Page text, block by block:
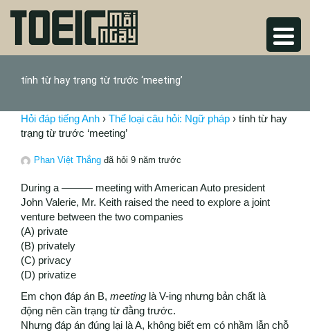
tính từ hay trạng từ trước ‘meeting’
Hỏi đáp tiếng Anh › Thể loại câu hỏi: Ngữ pháp › tính từ hay
trạng từ trước ‘meeting’
Phan Việt Thắng đã hỏi 9 năm trước
During a ——— meeting with American Auto president
John Valerie, Mr. Keith raised the need to explore a joint
venture between the two companies
(A) private
(B) privately
(C) privacy
(D) privatize
Em chọn đáp án B, meeting là V-ing nhưng bản chất là
động nên cần trạng từ đằng trước.
Nhưng đáp án đúng lại là A, không biết em có nhầm lẫn chỗ